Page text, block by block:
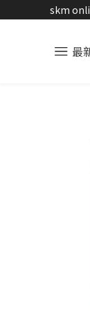
skm
最